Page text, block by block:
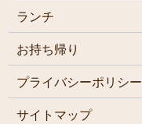
ランチ
お持ち帰り
プライバシーポリシー
サイトマップ